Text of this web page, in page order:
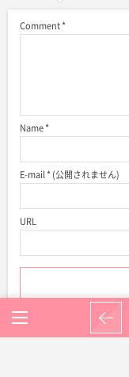
Comment*
Name*
E-mail*(公開されません)
URL